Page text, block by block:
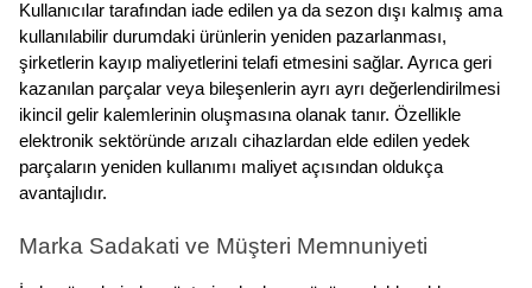
Kullanıcılar tarafından iade edilen ya da sezon dışı kalmış ama
kullanılabilir durumdaki ürünlerin yeniden pazarlanması,
şirketlerin kayıp maliyetlerini telafi etmesini sağlar. Ayrıca geri
kazanılan parçalar veya bileşenlerin ayrı ayrı değerlendirilmesi
ikincil gelir kalemlerinin oluşmasına olanak tanır. Özellikle
elektronik sektöründe arızalı cihazlardan elde edilen yedek
parçaların yeniden kullanımı maliyet açısından oldukça
avantajlıdır.
Marka Sadakati ve Müşteri Memnuniyeti